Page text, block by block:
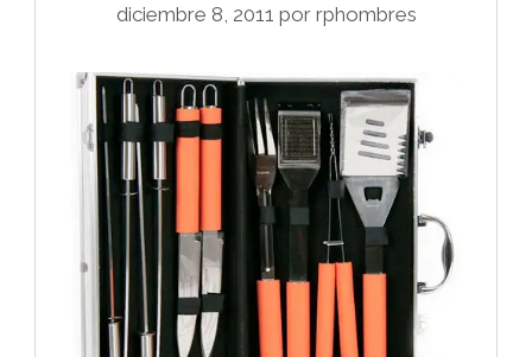
diciembre 8, 2011 por rphombres